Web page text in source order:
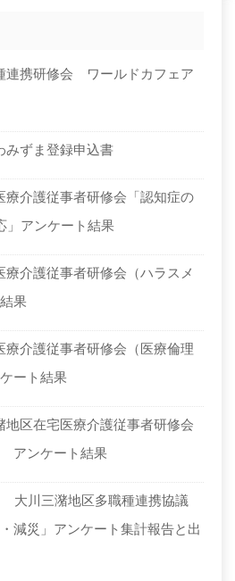
携研修会 ワールドカフェア
みずま登録申込書
介護従事者研修会「認知症の
」アンケート結果
介護従事者研修会（ハラスメ
果
介護従事者研修会（医療倫理
ート結果
地区在宅医療介護従事者研修会
アンケート結果
大川三潴地区多職種連携協議
減災」アンケート集計報告と出